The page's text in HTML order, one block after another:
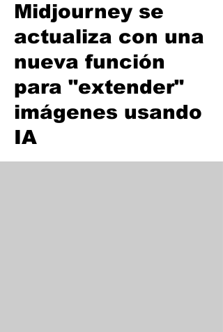
Midjourney se
actualiza con una
nueva función
para "extender"
imágenes usando
IA